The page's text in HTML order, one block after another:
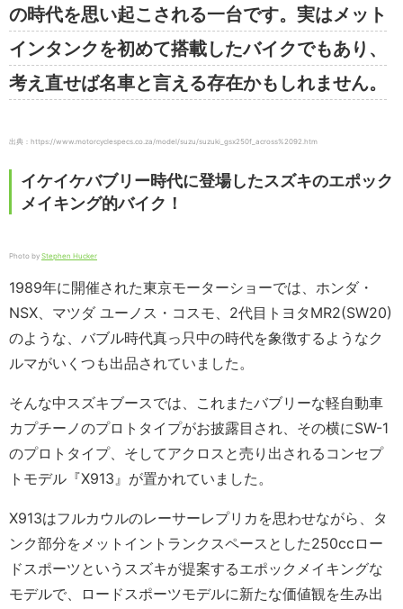
の時代を思い起こされる一台です。実はメット
インタンクを初めて搭載したバイクでもあり、
考え直せば名車と言える存在かもしれません。
出典：https://www.motorcyclespecs.co.za/model/suzu/suzuki_gsx250f_across%2092.htm
イケイケバブリー時代に登場したスズキのエポック
メイキング的バイク！
Photo by Stephen Hucker
1989年に開催された東京モーターショーでは、ホンダ・
NSX、マツダ ユーノス・コスモ、2代目トヨタMR2(SW20)
のような、バブル時代真っ只中の時代を象徴するようなク
ルマがいくつも出品されていました。
そんな中スズキブースでは、これまたバブリーな軽自動車
カプチーノのプロトタイプがお披露目され、その横にSW-1
のプロトタイプ、そしてアクロスと売り出されるコンセプ
トモデル『X913』が置かれていました。
X913はフルカウルのレーサーレプリカを思わせながら、タ
ンク部分をメットイントランクスペースとした250ccロー
ドスポーツというスズキが提案するエポックメイキングな
モデルで、ロードスポーツモデルに新たな価値観を生み出